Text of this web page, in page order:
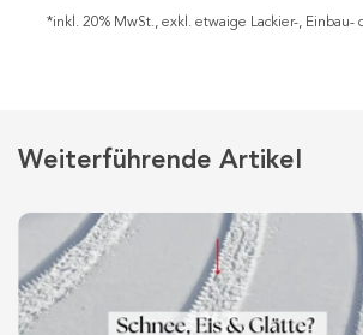
*inkl. 20% MwSt., exkl. etwaige Lackier-, Einbau-
Weiterführende Artikel